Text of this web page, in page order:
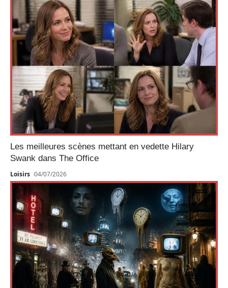
Les meilleures scènes mettant en vedette Hilary
Swank dans The Office
Loisirs 04/07/2026